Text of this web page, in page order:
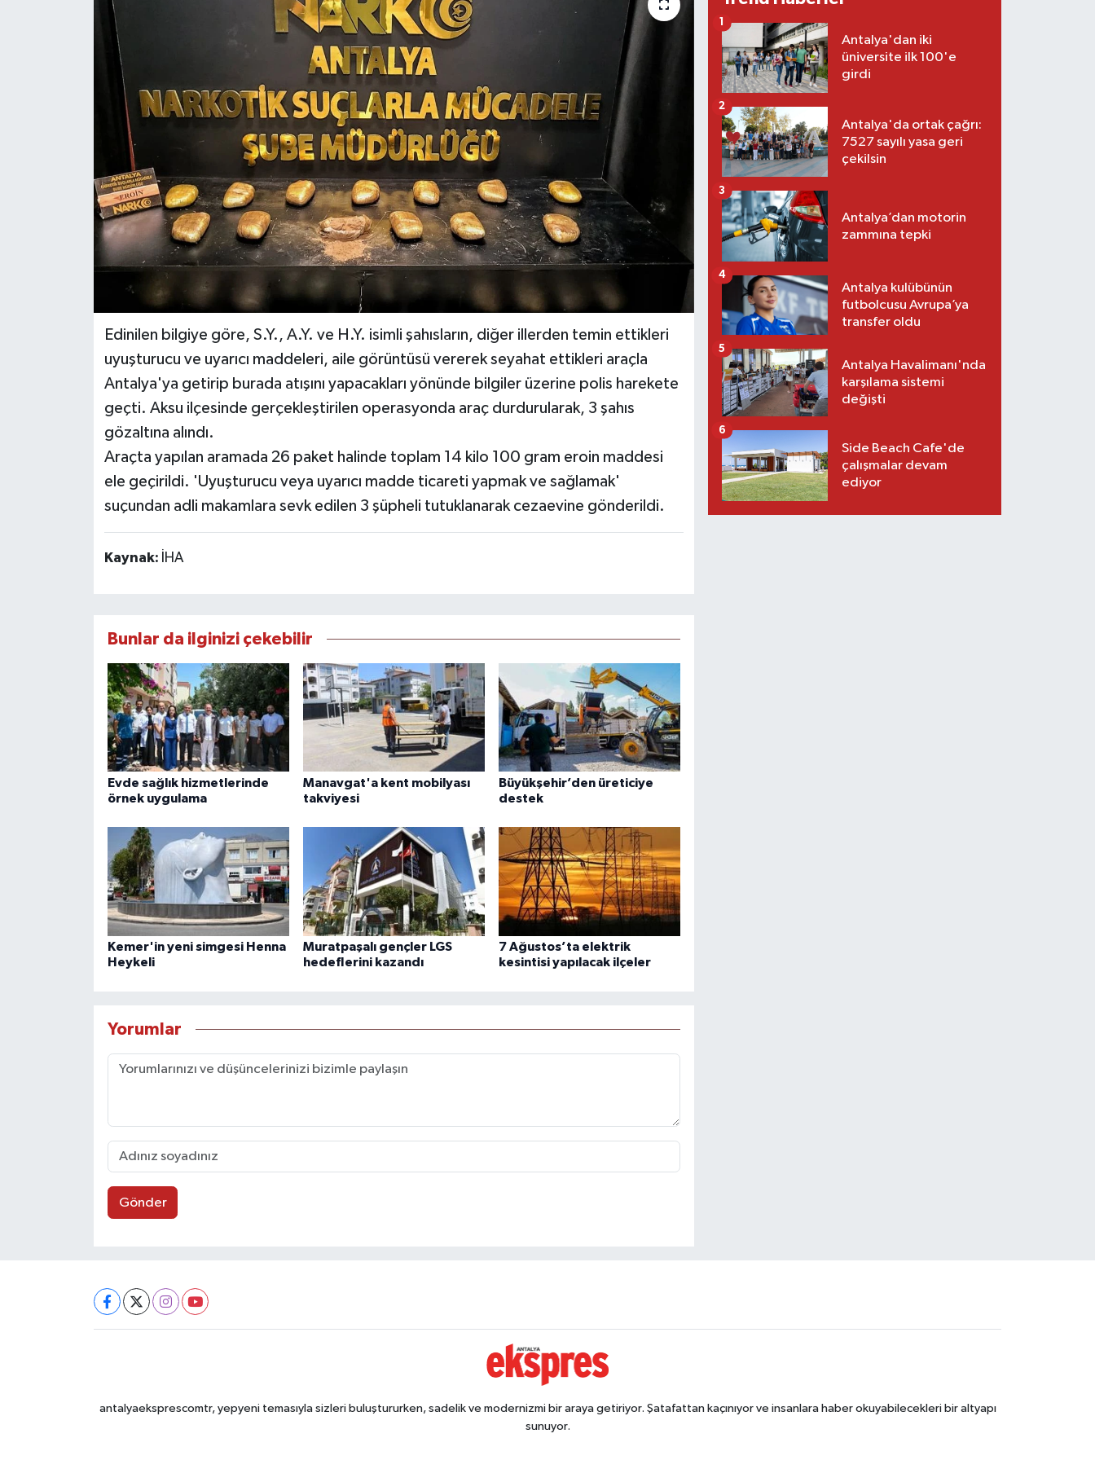
Edinilen bilgiye göre, S.Y., A.Y. ve H.Y. isimli şahısların, diğer illerden temin ettikleri
uyuşturucu ve uyarıcı maddeleri, aile görüntüsü vererek seyahat ettikleri araçla
Antalya'ya getirip burada atışını yapacakları yönünde bilgiler üzerine polis harekete
geçti. Aksu ilçesinde gerçekleştirilen operasyonda araç durdurularak, 3 şahıs
gözaltına alındı.
Araçta yapılan aramada 26 paket halinde toplam 14 kilo 100 gram eroin maddesi
ele geçirildi. 'Uyuşturucu veya uyarıcı madde ticareti yapmak ve sağlamak'
suçundan adli makamlara sevk edilen 3 şüpheli tutuklanarak cezaevine gönderildi.
Kaynak: İHA
Bunlar da ilginizi çekebilir
Evde sağlık hizmetlerinde
örnek uygulama
Manavgat'a kent mobilyası
takviyesi
Büyükşehir’den üreticiye
destek
Kemer'in yeni simgesi Henna
Heykeli
Muratpaşalı gençler LGS
hedeflerini kazandı
7 Ağustos’ta elektrik
kesintisi yapılacak ilçeler
Yorumlar
Gönder
Antalya'dan iki
üniversite ilk 100'e
girdi
1
Antalya'da ortak çağrı:
7527 sayılı yasa geri
çekilsin
2
Antalya’dan motorin
zammına tepki
3
Antalya kulübünün
futbolcusu Avrupa’ya
transfer oldu
4
Antalya Havalimanı'nda
karşılama sistemi
değişti
5
Side Beach Cafe'de
çalışmalar devam
ediyor
6
antalyaeksprescomtr, yepyeni temasıyla sizleri buluştururken, sadelik ve modernizmi bir araya getiriyor. Şatafattan kaçınıyor ve insanlara haber okuyabilecekleri bir altyapı
sunuyor.
VİDEO HABERLER
YAZARLAR